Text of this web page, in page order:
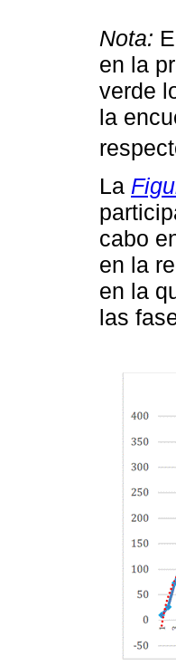
Nota:
en la
verde
la
La
cabo
en la
en la
las